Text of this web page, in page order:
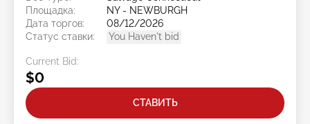
Площадка:
NY - NEWBURGH
Дата торгов:
08/12/2026
Статус ставки:
You Haven't bid
Current Bid:
$0
СТАВИТЬ